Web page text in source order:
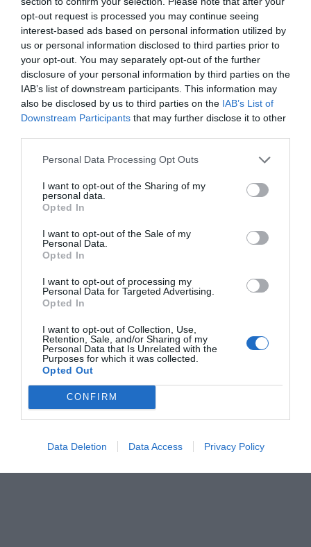
opt-out request is processed you may continue seeing
interest-based ads based on personal information utilized by
us or personal information disclosed to third parties prior to
your opt-out. You may separately opt-out of the further
disclosure of your personal information by third parties on the
IAB’s list of downstream participants. This information may
also be disclosed by us to third parties on the IAB’s List of
Downstream Participants that may further disclose it to other
Personal Data Processing Opt Outs
I want to opt-out of the Sharing of my
personal data.
Opted In
I want to opt-out of the Sale of my
Personal Data.
Opted In
I want to opt-out of processing my
Personal Data for Targeted Advertising.
Opted In
I want to opt-out of Collection, Use,
Retention, Sale, and/or Sharing of my
Personal Data that Is Unrelated with the
Purposes for which it was collected.
Opted Out
CONFIRM
Data Deletion Data Access Privacy Policy